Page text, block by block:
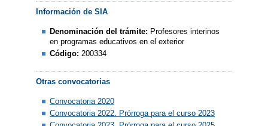
Información de SIA
Denominación del trámite: Profesores interinos
en programas educativos en el exterior
Código: 200334
Otras convocatorias
Convocatoria 2020
Convocatoria 2022. Prórroga para el curso 2023